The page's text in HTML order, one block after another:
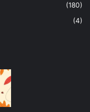
(180)
(4)